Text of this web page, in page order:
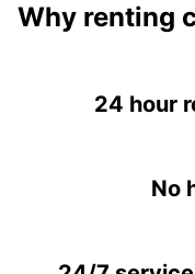
Why renting
24 hour
No